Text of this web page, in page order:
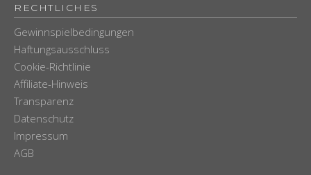
RECHTLICHES
Gewinnspielbedingungen
Haftungsausschluss
Cookie-Richtlinie
Affiliate-Hinweis
Transparenz
Datenschutz
Impressum
AGB